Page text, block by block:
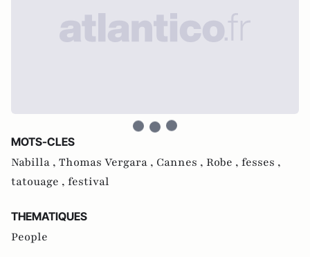
MOTS-CLES
Nabilla , Thomas Vergara , Cannes , Robe , fesses ,
tatouage , festival
THEMATIQUES
People